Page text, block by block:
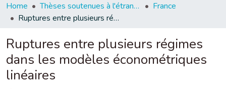
Home Thèses soutenues à l'étranger
France
Ruptures entre plusieurs régimes dans les modèles économétriques linéaires
Ruptures entre plusieurs régimes
dans les modèles économétriques
linéaires